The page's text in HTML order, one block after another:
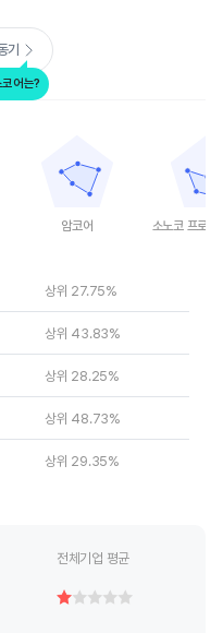
기
어는?
Data ranges from 40
axis displaying categories.
Y axis displaying values.
암코어
The chart has 1 X axis
The chart has 1 Y axis
암코어
The
상위 27.75%
상위 43.83%
상위 28.25%
상위 48.73%
상위 29.35%
전체기업 평균